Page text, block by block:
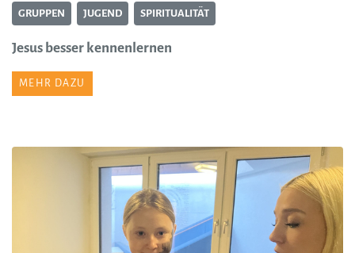
GRUPPEN JUGEND SPIRITUALITÄT
Jesus besser kennenlernen
MEHR DAZU